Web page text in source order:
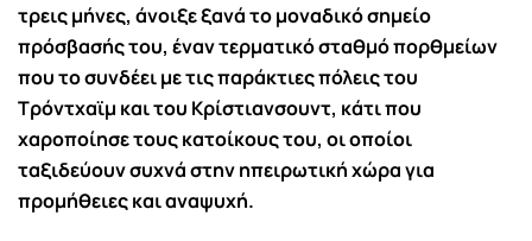
τρεις μήνες, άνοιξε ξανά το μοναδικό σημείο
πρόσβασής του, έναν τερματικό σταθμό πορθμείων
που το συνδέει με τις παράκτιες πόλεις του
Τρόντχαϊμ και του Κρίστιανσουντ, κάτι που
χαροποίησε τους κατοίκους του, οι οποίοι
ταξιδεύουν συχνά στην ηπειρωτική χώρα για
προμήθειες και αναψυχή.